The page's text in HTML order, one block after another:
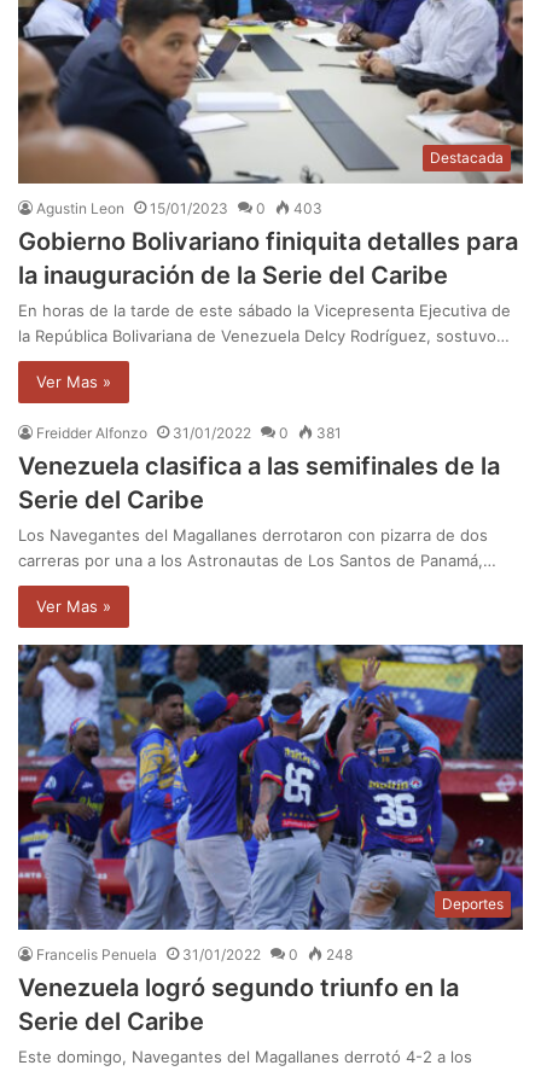
Destacada
Agustin Leon 15/01/2023 0 403
Gobierno Bolivariano finiquita detalles para
la inauguración de la Serie del Caribe
En horas de la tarde de este sábado la Vicepresenta Ejecutiva de
la República Bolivariana de Venezuela Delcy Rodríguez, sostuvo…
Ver Mas »
Freidder Alfonzo 31/01/2022 0 381
Venezuela clasifica a las semifinales de la
Serie del Caribe
Los Navegantes del Magallanes derrotaron con pizarra de dos
carreras por una a los Astronautas de Los Santos de Panamá,…
Ver Mas »
Deportes
Francelis Penuela 31/01/2022 0 248
Venezuela logró segundo triunfo en la
Serie del Caribe
Este domingo, Navegantes del Magallanes derrotó 4-2 a los